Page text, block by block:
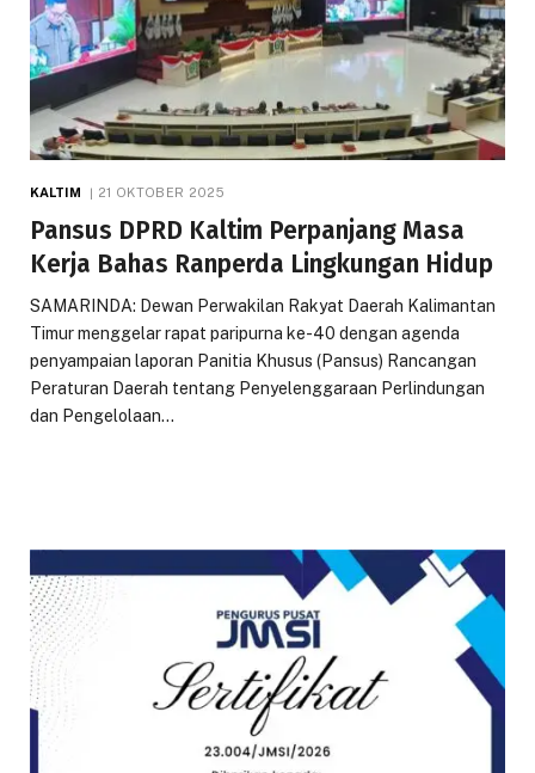
KALTIM 21 OKTOBER 2025
Pansus DPRD Kaltim Perpanjang Masa
Kerja Bahas Ranperda Lingkungan Hidup
SAMARINDA: Dewan Perwakilan Rakyat Daerah Kalimantan
Timur menggelar rapat paripurna ke-40 dengan agenda
penyampaian laporan Panitia Khusus (Pansus) Rancangan
Peraturan Daerah tentang Penyelenggaraan Perlindungan
dan Pengelolaan…